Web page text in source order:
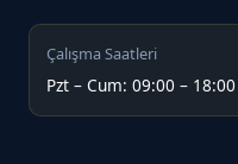
Çalışma Saatleri
Pzt – Cum: 09:00 – 18:00